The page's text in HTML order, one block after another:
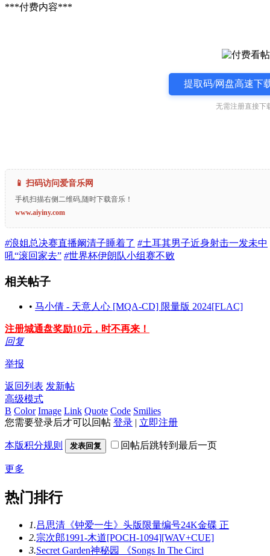
***付费内容***
提取码/网盘高速下
无需注册直接下
📱 扫码访问爱音乐网
手机扫描右侧二维码,随时下载音乐！
www.aiyiny.com
#浪姐总决赛直播阚清子睡着了 #土耳其男子近身射击一发未中
吼“滚回家去” #世界杯伊朗队小组赛不败
相关帖子
• 马小倩 - 天意人心 [MQA-CD] 限量版 2024[FLAC]
注册城通盘奖励10元，时不再来！
回复
举报
返回列表 发新帖
高级模式
B Color Image Link Quote Code Smilies
您需要登录后才可以回帖 登录 | 立即注册
本版积分规则 发表回复 回帖后跳转到最后一页
更多
热门排行
1.吕思清《钟爱一生》头版限量编号24K金碟 正
2.宗次郎1991-木道[POCH-1094][WAV+CUE]
3.Secret Garden神秘园 《Songs In The Circl